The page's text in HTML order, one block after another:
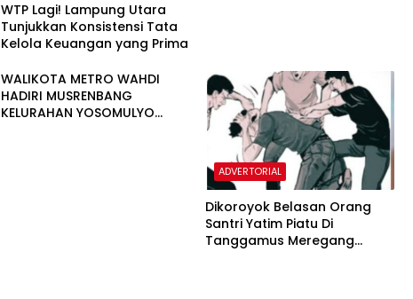
WTP Lagi! Lampung Utara
Tunjukkan Konsistensi Tata
Kelola Keuangan yang Prima
WALIKOTA METRO WAHDI
HADIRI MUSRENBANG
KELURAHAN YOSOMULYO
ADVERTORIAL
Dikoroyok Belasan Orang
Santri Yatim Piatu Di
Tanggamus Meregang